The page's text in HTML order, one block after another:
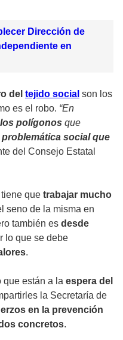
Dirección de
en
del tejido social son los
es el robo. “En
polígonos que
problemática social que
del Consejo Estatal
que trabajar mucho
seno de la misma en
también es desde
lo que se debe
.
que están a la espera del
la Secretaría de
en la prevención
concretos.